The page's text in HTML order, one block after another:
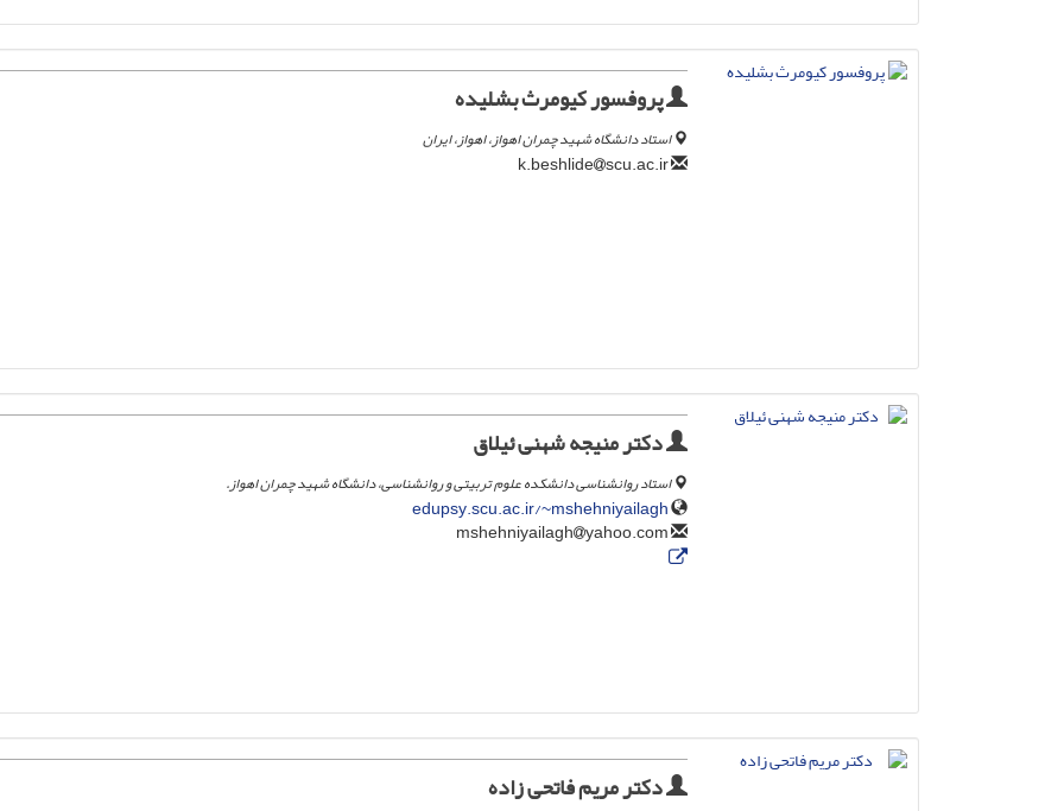
پروفسور کیومرث بشلیده
استاد دانشگاه شهید چمران اهواز، اهواز، ایران
scu.ac.ir
دکتر منیجه شهنی ئیلاق
استاد روانشناسی دانشکده علوم تربیتی و روانشناسی، دانشگاه شهید چمران اهواز.
edupsy.scu.ac.ir/~mshehniyailagh
yahoo.com
دکتر مریم فاتحی زاده